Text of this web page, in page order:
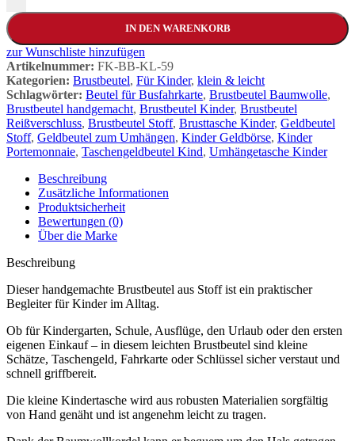
IN DEN WARENKORB
zur Wunschliste hinzufügen
Artikelnummer: FK-BB-KL-59
Kategorien: Brustbeutel, Für Kinder, klein & leicht
Schlagwörter: Beutel für Busfahrkarte, Brustbeutel Baumwolle,
Brustbeutel handgemacht, Brustbeutel Kinder, Brustbeutel
Reißverschluss, Brustbeutel Stoff, Brusttasche Kinder, Geldbeutel
Stoff, Geldbeutel zum Umhängen, Kinder Geldbörse, Kinder
Portemonnaie, Taschengeldbeutel Kind, Umhängetasche Kinder
Beschreibung
Zusätzliche Informationen
Produktsicherheit
Bewertungen (0)
Über die Marke
Beschreibung
Dieser handgemachte Brustbeutel aus Stoff ist ein praktischer
Begleiter für Kinder im Alltag.
Ob für Kindergarten, Schule, Ausflüge, den Urlaub oder den ersten
eigenen Einkauf – in diesem leichten Brustbeutel sind kleine
Schätze, Taschengeld, Fahrkarte oder Schlüssel sicher verstaut und
schnell griffbereit.
Die kleine Kindertasche wird aus robusten Materialien sorgfältig
von Hand genäht und ist angenehm leicht zu tragen.